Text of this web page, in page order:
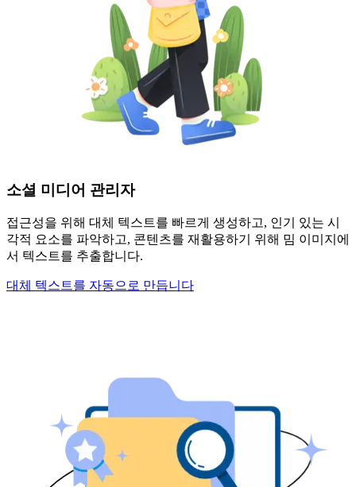
소셜 미디어 관리자
접근성을 위해 대체 텍스트를 빠르게 생성하고, 인기 있는 시
각적 요소를 파악하고, 콘텐츠를 재활용하기 위해 밈 이미지에
서 텍스트를 추출합니다.
대체 텍스트를 자동으로 만듭니다